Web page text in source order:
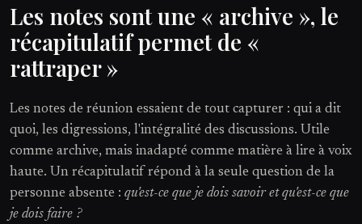
Les notes sont une « archive », le
récapitulatif permet de «
rattraper »
Les notes de réunion essaient de tout capturer : qui a dit
quoi, les digressions, l'intégralité des discussions. Utile
comme archive, mais inadapté comme matière à lire à voix
haute. Un récapitulatif répond à la seule question de la
personne absente : qu'est-ce que je dois savoir et qu'est-ce que
je dois faire ?